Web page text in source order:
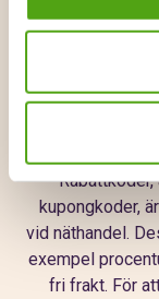
– där varje
kupongkoder,
vid näthandel.
exempel
fri frakt. För